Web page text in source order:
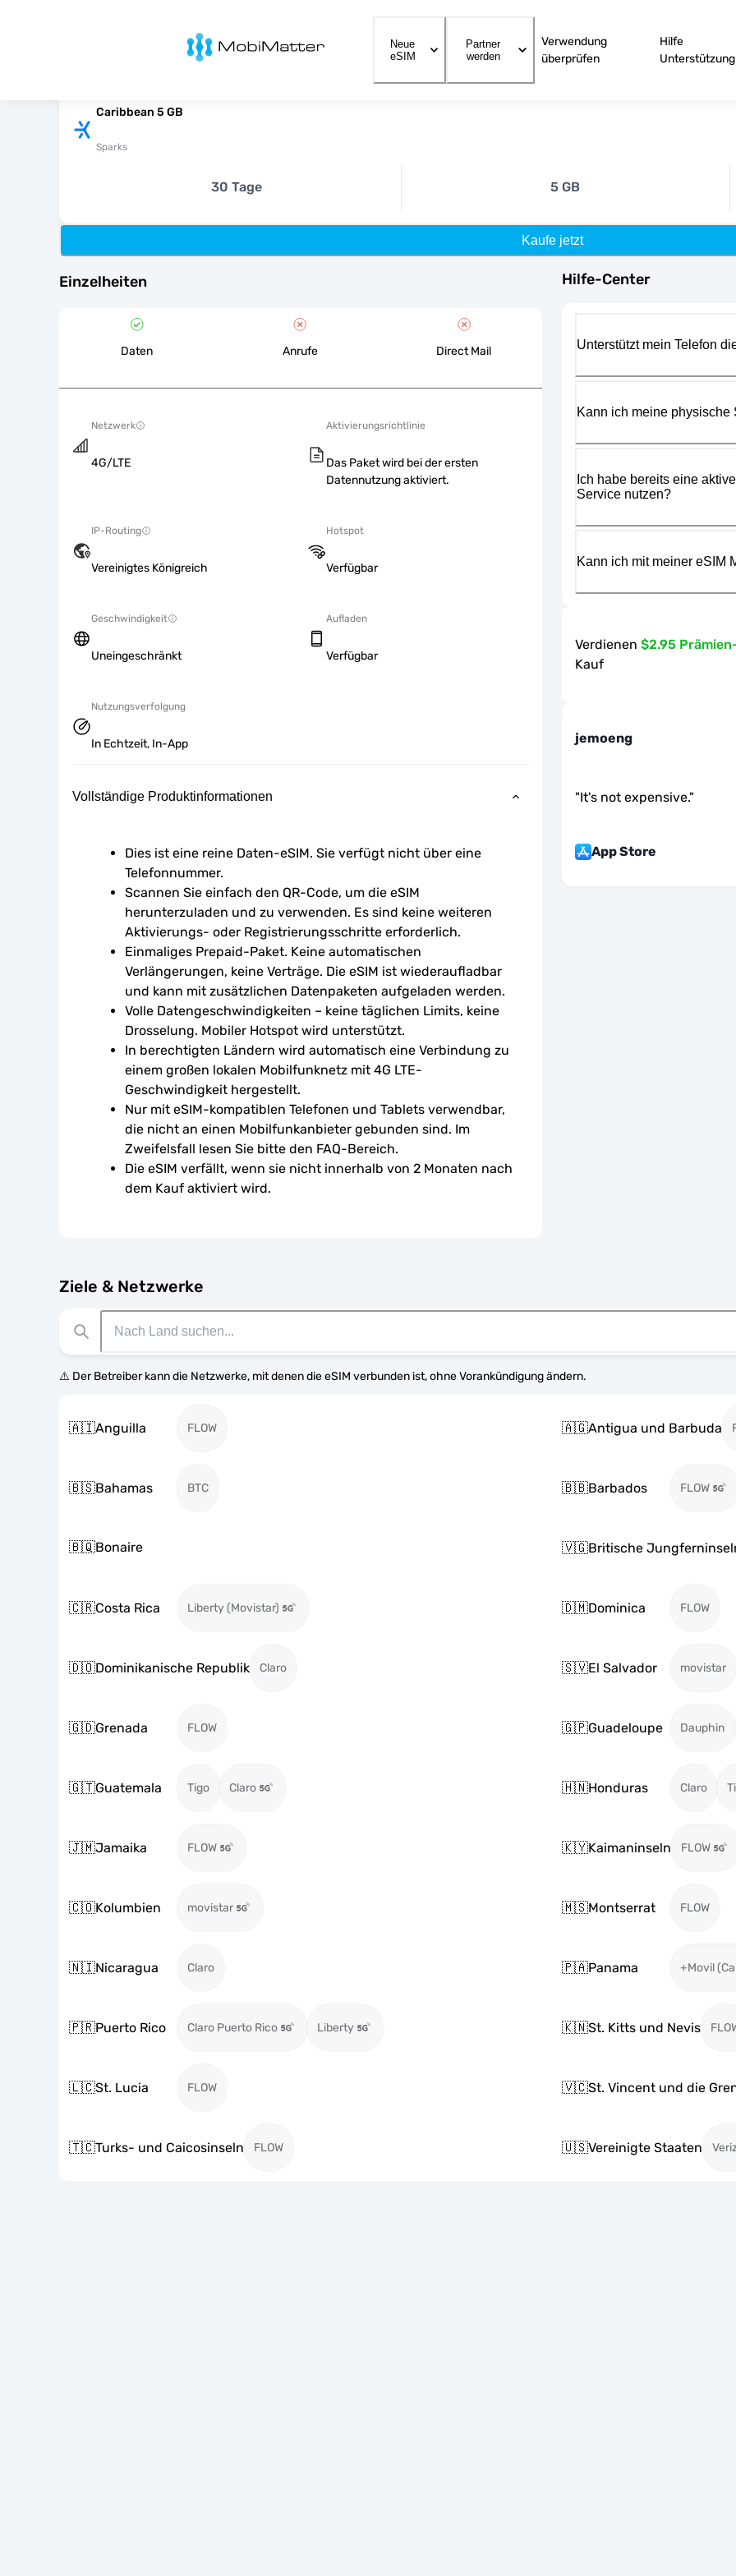
MobiMatter
Neue
eSIM
Partner
werden
Verwendung
überprüfen
Hilfe
Unterstützung
Caribbean 5 GB
Sparks
30 Tage 5 GB
Kaufe jetzt
Einzelheiten
Daten Anrufe Direct Mail
Netzwerk
4G/LTE
Aktivierungsrichtlinie
Das Paket wird bei der ersten
Datennutzung aktiviert.
IP-Routing
Vereinigtes Königreich
Hotspot
Verfügbar
Geschwindigkeit
Uneingeschränkt
Aufladen
Verfügbar
Nutzungsverfolgung
In Echtzeit, In-App
Vollständige Produktinformationen
Dies ist eine reine Daten-eSIM. Sie verfügt nicht über eine
Telefonnummer.
Scannen Sie einfach den QR-Code, um die eSIM
herunterzuladen und zu verwenden. Es sind keine weiteren
Aktivierungs- oder Registrierungsschritte erforderlich.
Einmaliges Prepaid-Paket. Keine automatischen
Verlängerungen, keine Verträge. Die eSIM ist wiederaufladbar
und kann mit zusätzlichen Datenpaketen aufgeladen werden.
Volle Datengeschwindigkeiten – keine täglichen Limits, keine
Drosselung. Mobiler Hotspot wird unterstützt.
In berechtigten Ländern wird automatisch eine Verbindung zu
einem großen lokalen Mobilfunknetz mit 4G LTE-
Geschwindigkeit hergestellt.
Nur mit eSIM-kompatiblen Telefonen und Tablets verwendbar,
die nicht an einen Mobilfunkanbieter gebunden sind. Im
Zweifelsfall lesen Sie bitte den FAQ-Bereich.
Die eSIM verfällt, wenn sie nicht innerhalb von 2 Monaten nach
dem Kauf aktiviert wird.
Ziele & Netzwerke
⚠️ Der Betreiber kann die Netzwerke, mit denen die eSIM verbunden ist, ohne Vorankündigung ändern.
🇦🇮Anguilla FLOW 🇦🇬Antigua und Barbuda
🇧🇸Bahamas BTC 🇧🇧Barbados FLOW
🇧🇶Bonaire 🇻🇬Britische
🇨🇷Costa Rica Liberty (Movistar) 🇩🇲Dominica FLOW
🇩🇴Dominikanische Republik Claro 🇸🇻El Salvador movistar
🇬🇩Grenada FLOW 🇬🇵Guadeloupe Dauphin
🇬🇹Guatemala Tigo Claro 🇭🇳Honduras Claro
🇯🇲Jamaika FLOW 🇰🇾Kaimaninseln FLOW
🇨🇴Kolumbien movistar 🇲🇸Montserrat FLOW
🇳🇮Nicaragua Claro 🇵🇦Panama +Movil
🇵🇷Puerto Rico Claro Puerto Rico Liberty 🇰🇳St. Kitts und Nevis
🇱🇨St. Lucia FLOW 🇻🇨St. Vincent und die
🇹🇨Turks- und Caicosinseln FLOW 🇺🇸Vereinigte Staaten
Hilfe-Center
Unterstützt mein Telefon
Kann ich meine physische
Ich habe bereits eine
Service nutzen?
Kann ich mit meiner eSIM
Verdienen $2.95
Kauf
jemoeng
"It's not expensive."
App Store